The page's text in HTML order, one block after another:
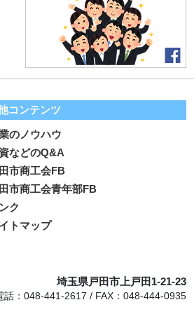
コンテンツ
のノウハウ
などのQ&A
市商工会FB
市商工会青年部FB
ク
トマップ
埼玉県戸田市上戸田1-21-23
話：048-441-2617 / FAX：048-444-0935